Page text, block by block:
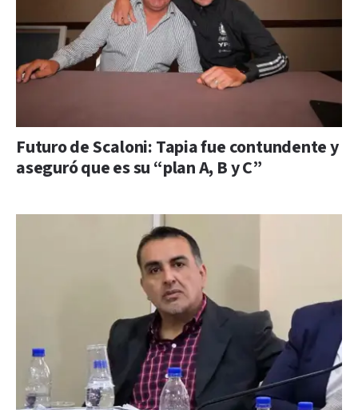
Futuro de Scaloni: Tapia fue contundente y
aseguró que es su “plan A, B y C”